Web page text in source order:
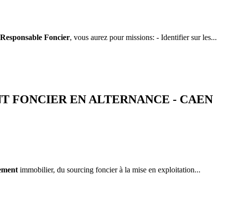
Responsable Foncier, vous aurez pour missions: - Identifier sur les...
FONCIER EN ALTERNANCE - CAEN
immobilier, du sourcing foncier à la mise en exploitation...